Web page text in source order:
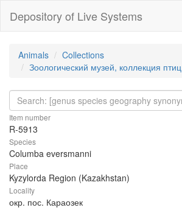
Depository of Live Systems
Animals
Collections
Зоологический музей, коллекция птиц
Item number
R-5913
Species
Columba eversmanni
Place
Kyzylorda Region (Kazakhstan)
Locality
окр. пос. Караозек